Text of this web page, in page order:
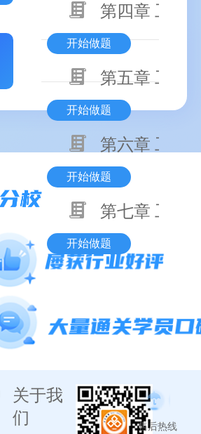
第四章 工程
开始做题
第五章 工程
开始做题
第六章 工程
开始做题
第七章 工程
开始做题
关于我
们
售后热线